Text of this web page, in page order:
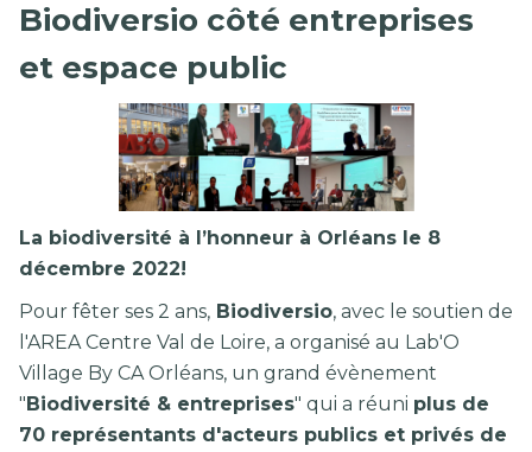
Biodiversio côté entreprises
et espace public
La biodiversité à l’honneur à Orléans le 8
décembre 2022!
Pour fêter ses 2 ans, Biodiversio, avec le soutien de
l'AREA Centre Val de Loire, a organisé au Lab'O
Village By CA Orléans, un grand évènement
" Biodiversité & entreprises" qui a réuni plus de
70 représentants d'acteurs publics et privés de